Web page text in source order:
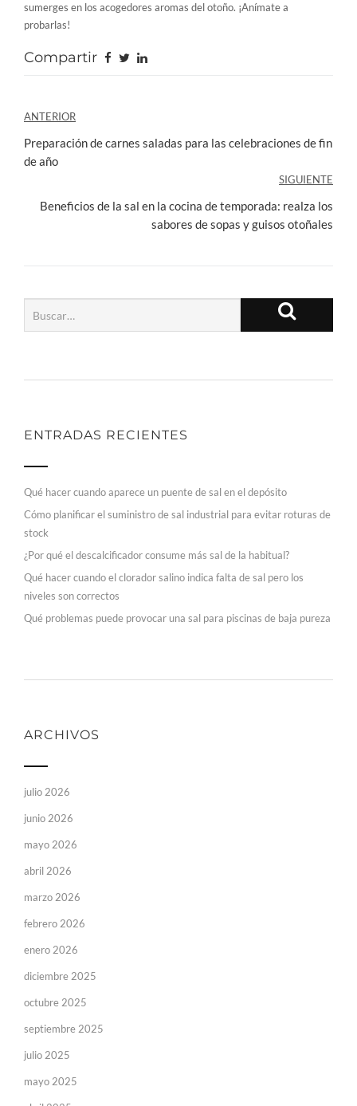
sumerges en los acogedores aromas del otoño. ¡Anímate a
probarlas!
Compartir
Navegación
de
ANTERIOR
Preparación de carnes saladas para las celebraciones de fin
de año
SIGUIENTE
Beneficios de la sal en la cocina de temporada: realza los
sabores de sopas y guisos otoñales
ENTRADAS RECIENTES
Qué hacer cuando aparece un puente de sal en el depósito
Cómo planificar el suministro de sal industrial para evitar roturas de
stock
¿Por qué el descalcificador consume más sal de la habitual?
Qué hacer cuando el clorador salino indica falta de sal pero los
niveles son correctos
Qué problemas puede provocar una sal para piscinas de baja pureza
ARCHIVOS
julio 2026
junio 2026
mayo 2026
abril 2026
marzo 2026
febrero 2026
enero 2026
diciembre 2025
octubre 2025
septiembre 2025
julio 2025
mayo 2025